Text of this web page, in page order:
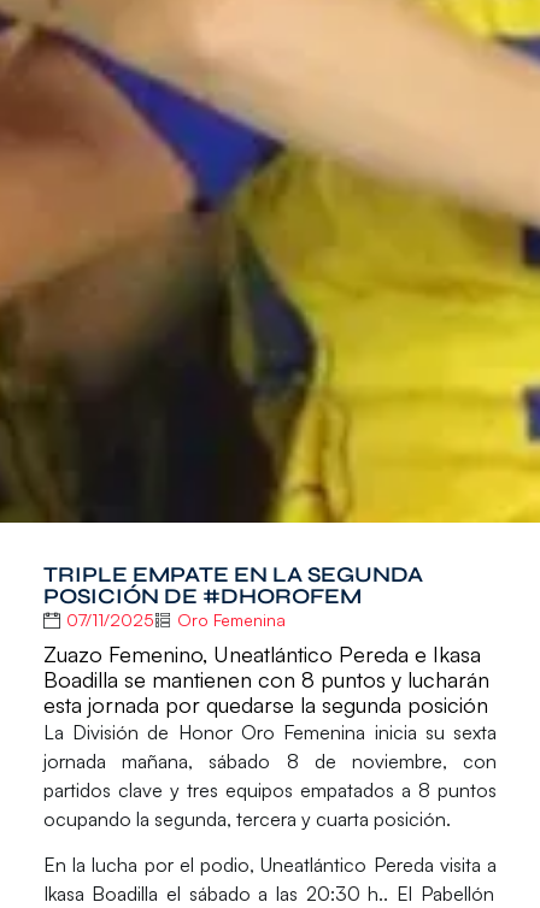
TRIPLE EMPATE EN LA SEGUNDA
POSICIÓN DE #DHOROFEM
07/11/2025 Oro Femenina
Zuazo Femenino, Uneatlántico Pereda e Ikasa
Boadilla se mantienen con 8 puntos y lucharán
esta jornada por quedarse la segunda posición
La División de Honor Oro Femenina inicia su sexta
jornada mañana, sábado 8 de noviembre, con
partidos clave y tres equipos empatados a 8 puntos
ocupando la segunda, tercera y cuarta posición.
En la lucha por el podio,Uneatlántico Pereda visita a
Ikasa Boadilla el sábado a las 20:30 h.. El Pabellón